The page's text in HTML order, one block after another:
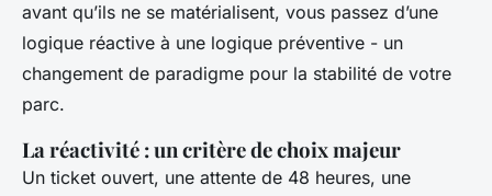
avant qu’ils ne se matérialisent, vous passez d’une
logique réactive à une logique préventive - un
changement de paradigme pour la stabilité de votre
parc.
La réactivité : un critère de choix majeur
Un ticket ouvert, une attente de 48 heures, une